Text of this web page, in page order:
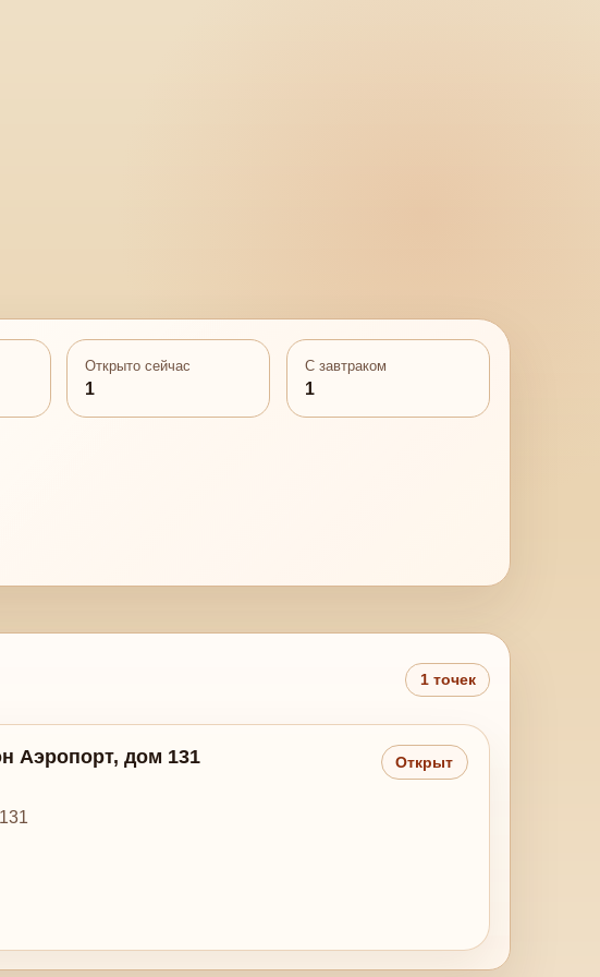
Открыто сейчас
1
С завтраком
1
1 точек
Аэропорт, дом 131 Открыт